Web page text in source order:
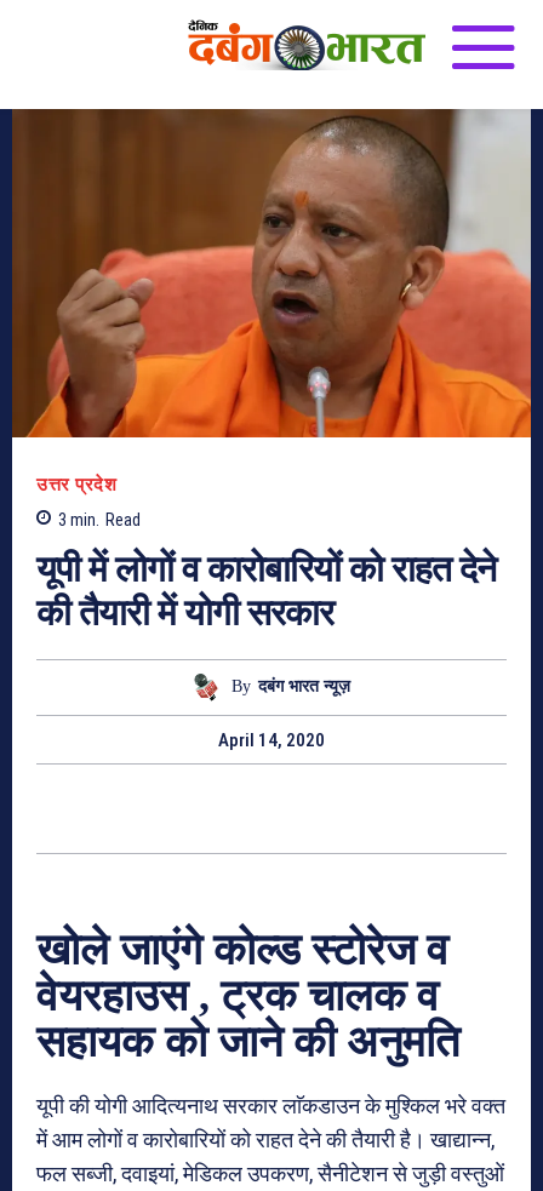
उत्तर प्रदेश
3 min. Read
यूपी में लोगों व कारोबारियों को राहत देने
की तैयारी में योगी सरकार
By दबंग भारत न्यूज़
April 14, 2020
खोले जाएंगे कोल्ड स्टोरेज व
वेयरहाउस,ट्रक चालक व
सहायक को जाने की अनुमति
यूपी की योगी आदित्यनाथ सरकार लाॅकडाउन के मुश्किल भरे वक्त
में आम लोगों व कारोबारियों को राहत देने की तैयारी है। खाद्यान्न,
फल सब्जी, दवाइयां, मेडिकल उपकरण, सैनीटेशन से जुड़ी वस्तुओं